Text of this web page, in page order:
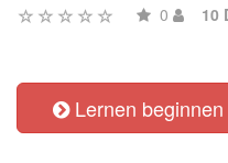
0 10
Lernen beginnen